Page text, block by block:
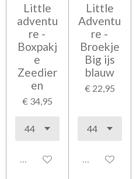
Little
adventu
re -
Boxpakj
e
Zeedier
en
€ 34,95
Uitgeschakeld
Little
Adventu
re -
Broekje
Big ijs
blauw
€ 22,95
Uitgeschakeld